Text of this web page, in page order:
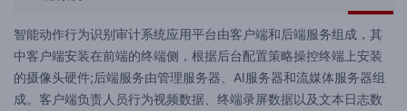
智能动作行为识别审计系统应用平台由客户端和后端服务组成，其
中客户端安装在前端的终端侧，根据后台配置策略操控终端上安装
的摄像头硬件;后端服务由管理服务器、AI服务器和流媒体服务器组
成。客户端负责人员行为视频数据、终端录屏数据以及文本日志数